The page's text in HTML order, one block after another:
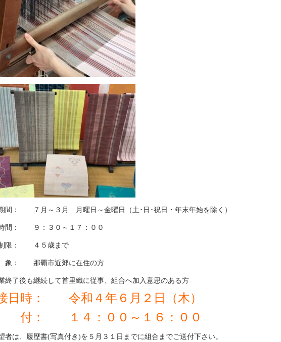
間： ７月～３月 月曜日～金曜日（土･日･祝日・年末年始を除く）
間： ９：３０～１７：００
限： ４５歳まで
： 那覇市近郊に在住の方
終了後も継続して首里織に従事、組合へ加入意思のある方
日時： 令和４年６月２日（木）
付： １４：００～１６：００
者は、履歴書(写真付き)を５月３１日までに組合までご送付下さい。